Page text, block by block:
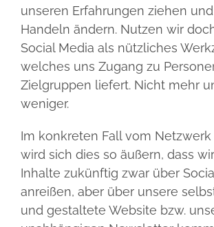
unseren Erfahrungen ziehen
Handeln ändern. Nutzen wir
Social Media als nützliches
welches uns Zugang zu
Zielgruppen liefert. Nicht mehr
weniger.
Im konkreten Fall vom
wird sich dies so äußern, dass
Inhalte zukünftig zwar über
anreißen, aber über unsere
und gestaltete Website bzw.